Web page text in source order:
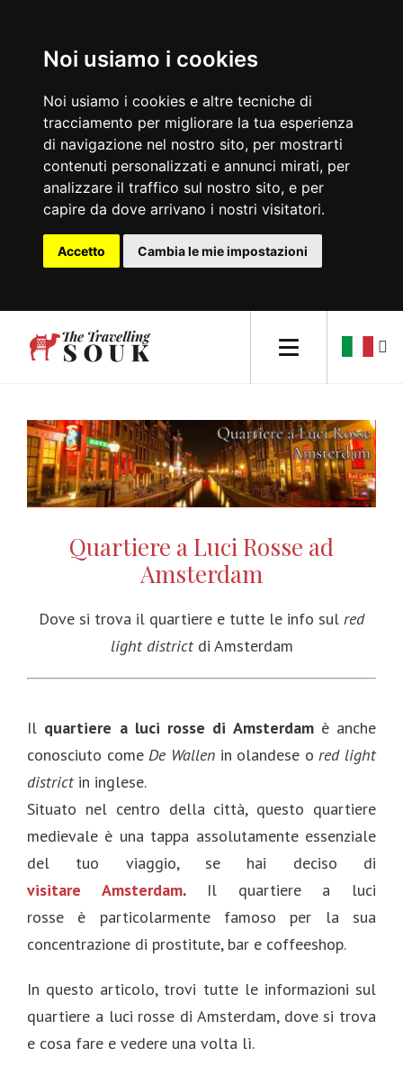
Noi usiamo i cookies
Noi usiamo i cookies e altre tecniche di
tracciamento per migliorare la tua esperienza
di navigazione nel nostro sito, per mostrarti
contenuti personalizzati e annunci mirati, per
analizzare il traffico sul nostro sito, e per
capire da dove arrivano i nostri visitatori.
Accetto Cambia le mie impostazioni
Europa
Africa
Asia
Sud America
Oceania
Consigli di viaggio
Quartiere a Luci Rosse ad
Amsterdam
Dove si trova il quartiere e tutte le info sul red
light district di Amsterdam
Il quartiere a luci rosse di Amsterdamè anche
conosciuto comeDe Wallenin olandese ored light
district in inglese.
Situato nel centro della città, questo quartiere
medievale è una tappa assolutamente essenziale
del tuo viaggio, se hai deciso di
visitare Amsterdam.Il quartiere a luci
rosse è particolarmente famoso per la sua
concentrazione di prostitute, bar e coffeeshop.
In questo articolo, trovi tutte le informazioni sul
quartiere a luci rosse di Amsterdam, dove si trova
e cosa fare e vedere una volta lì.